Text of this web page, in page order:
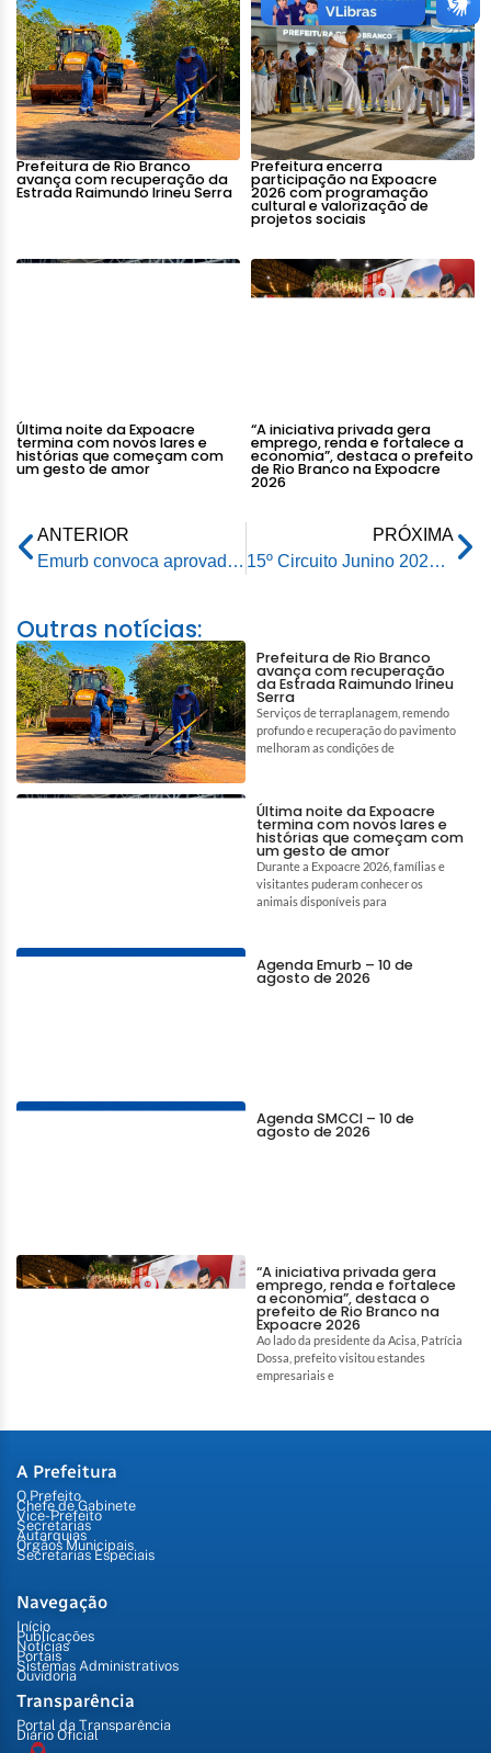
Prefeitura de Rio Branco
avança com recuperação da
Estrada Raimundo Irineu Serra
Prefeitura encerra
participação na Expoacre
2026 com programação
cultural e valorização de
projetos sociais
Última noite da Expoacre
termina com novos lares e
histórias que começam com
um gesto de amor
“A iniciativa privada gera
emprego, renda e fortalece a
economia”, destaca o prefeito
de Rio Branco na Expoacre
2026
ANTERIOR
Emurb convoca aprovados no processo seletivo
PRÓXIMA
15º Circuito Junino 2023 já tem ordem de apresentação das quadrilhas definida por sorteio
Outras notícias:
Prefeitura de Rio Branco
avança com recuperação
da Estrada Raimundo Irineu
Serra
Serviços de terraplanagem, remendo
profundo e recuperação do pavimento
melhoram as condições de
Última noite da Expoacre
termina com novos lares e
histórias que começam com
um gesto de amor
Durante a Expoacre 2026, famílias e
visitantes puderam conhecer os
animais disponíveis para
Agenda Emurb – 10 de
agosto de 2026
Agenda SMCCI – 10 de
agosto de 2026
“A iniciativa privada gera
emprego, renda e fortalece
a economia”, destaca o
prefeito de Rio Branco na
Expoacre 2026
Ao lado da presidente da Acisa, Patrícia
Dossa, prefeito visitou estandes
empresariais e
A Prefeitura
O Prefeito
Chefe de Gabinete
Vice-Prefeito
Secretarias
Autarquias
Órgãos Municipais
Secretarias Especiais
Navegação
Início
Publicações
Notícias
Portais
Sistemas Administrativos
Ouvidoria
Transparência
Portal da Transparência
Diário Oficial